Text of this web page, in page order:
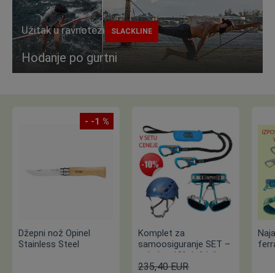
Užitak u ravnoteži SLACKLINE
Hodanje po gurtni
- -1 %
Džepni nož Opinel
Stainless Steel
Komplet za
samoosiguranje SET –
zajedno 10% jeftinije
235,40 EUR